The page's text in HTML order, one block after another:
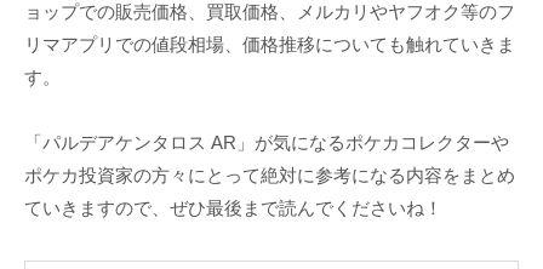
ョップでの販売価格、買取価格、メルカリやヤフオク等のフ
リマアプリでの値段相場、価格推移についても触れていきま
す。
「パルデアケンタロス AR」が気になるポケカコレクターや
ポケカ投資家の方々にとって絶対に参考になる内容をまとめ
ていきますので、ぜひ最後まで読んでくださいね！